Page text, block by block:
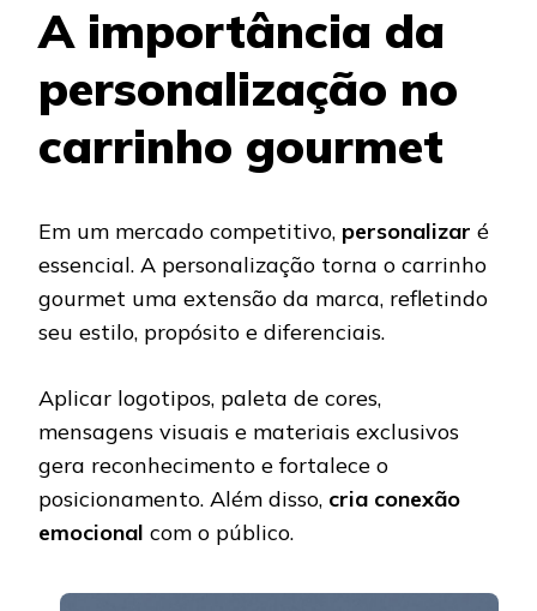
A importância da
personalização no
carrinho gourmet
Em um mercado competitivo, personalizar é
essencial. A personalização torna o carrinho
gourmet uma extensão da marca, refletindo
seu estilo, propósito e diferenciais.
Aplicar logotipos, paleta de cores,
mensagens visuais e materiais exclusivos
gera reconhecimento e fortalece o
posicionamento. Além disso, cria conexão
emocional com o público.